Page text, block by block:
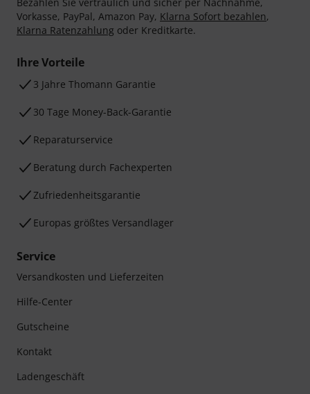
Vorkasse, PayPal, Amazon Pay, Klarna Sofort bezahlen,
Klarna Ratenzahlung oder Kreditkarte.
Ihre Vorteile
3 Jahre Thomann Garantie
30 Tage Money-Back-Garantie
Reparaturservice
Beratung durch Fachexperten
Zufriedenheitsgarantie
Europas größtes Versandlager
Service
Versandkosten und Lieferzeiten
Hilfe-Center
Gutscheine
Kontakt
Ladengeschäft